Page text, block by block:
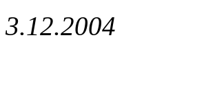
3.12.2004